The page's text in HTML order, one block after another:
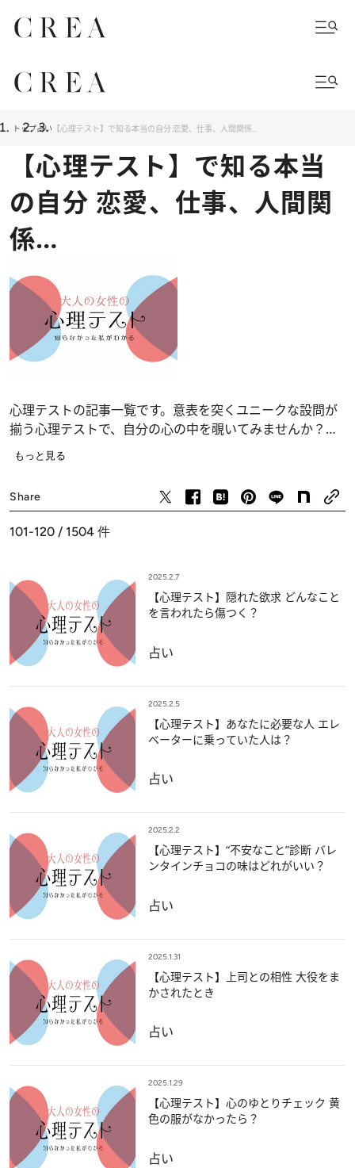
トップ占い 【心理テスト】で知る本当の自分 恋愛、仕事、人間関係…
【心理テスト】で知る本当
の自分 恋愛、仕事、人間関
係…
心理テストの記事一覧です。意表を突くユニークな設問が
揃う心理テストで、自分の心の中を覗いてみませんか？
恋愛、仕事、人間関係の深層心理……、自分でも気づかな
もっと見る
Share
101-120 / 1504 件
2025.2.7
【心理テスト】隠れた欲求 どんなこと
を言われたら傷つく？
占い
2025.2.5
【心理テスト】あなたに必要な人 エレ
ベーターに乗っていた人は？
占い
2025.2.2
【心理テスト】“不安なこと”診断 バレ
ンタインチョコの味はどれがいい？
占い
2025.1.31
【心理テスト】上司との相性 大役をま
かされたとき
占い
2025.1.29
【心理テスト】心のゆとりチェック 黄
色の服がなかったら？
占い